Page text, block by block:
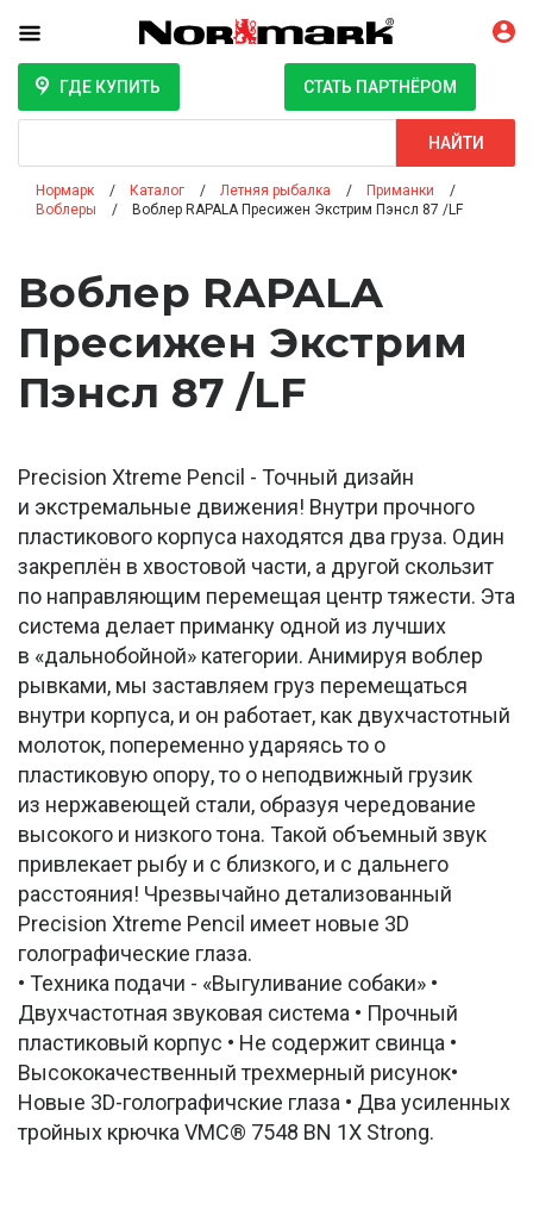
ГДЕ КУПИТЬ СТАТЬ ПАРТНЁРОМ
НАЙТИ
Нормарк Каталог Летняя рыбалка
Приманки
Воблеры
Воблер RAPALA Пресижен Экстрим Пэнсл 87 /LF
Воблер RAPALA
Пресижен Экстрим
Пэнсл 87 /LF
Precision Xtreme Pencil - Точный дизайн
и экстремальные движения! Внутри прочного
пластикового корпуса находятся два груза. Один
закреплён в хвостовой части, а другой скользит
по направляющим перемещая центр тяжести. Эта
система делает приманку одной из лучших
в «дальнобойной» категории. Анимируя воблер
рывками, мы заставляем груз перемещаться
внутри корпуса, и он работает, как двухчастотный
молоток, попеременно ударяясь то о
пластиковую опору, то о неподвижный грузик
из нержавеющей стали, образуя чередование
высокого и низкого тона. Такой объемный звук
привлекает рыбу и с близкого, и с дальнего
расстояния! Чрезвычайно детализованный
Precision Xtreme Pencil имеет новые 3D
голографические глаза.
• Техника подачи - «Выгуливание собаки» •
Двухчастотная звуковая система • Прочный
пластиковый корпус • Не содержит свинца •
Высококачественный трехмерный рисунок•
Новые 3D-голографичские глаза • Два усиленных
тройных крючка VMC® 7548 BN 1X Strong.